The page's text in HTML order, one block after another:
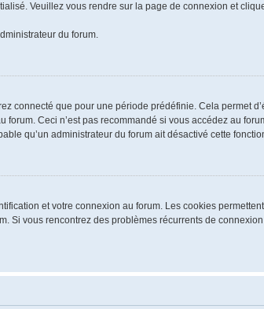
Veuillez vous rendre sur la page de connexion et
du forum.
connecté que pour une période prédéfinie. Cela permet
Ceci n’est pas recommandé si vous accédez au
qu’un administrateur du forum ait désactivé cette
et votre connexion au forum. Les cookies
Si vous rencontrez des problèmes récurrents de